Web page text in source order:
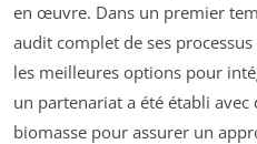
en œuvre. Dans un premier
audit complet de ses
les meilleures options pour
un partenariat a été établi
biomasse pour assurer un